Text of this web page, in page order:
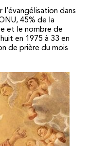
dans
45% de la
et le nombre de
en 1975 à 33 en
de prière du mois